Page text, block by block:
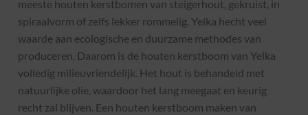
meeste houten kerstbomen van steigerhout, gekruist, in
spiraalvorm of zelfs lekker rommelig. Yelka hecht veel
waarde aan ecologische en duurzame methodes van
produceren. Daarom is de houten kerstboom van Yelka
volledig milieuvriendelijk. Het hout is behandeld met
natuurlijke olie, waardoor het lang meegaat en keurig
recht zal blijven. Een houten kerstboom maken van